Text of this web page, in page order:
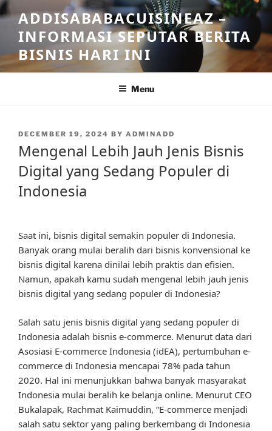
Skip
to
content
ADDISABABACUISINEAZ –
INFORMASI SEPUTAR BERITA
BISNIS HARI INI
Menu
POSTED
DECEMBER 19, 2024 BY ADMINADD
Mengenal Lebih Jauh Jenis Bisnis
Digital yang Sedang Populer di
Indonesia
Saat ini, bisnis digital semakin populer di Indonesia.
Banyak orang mulai beralih dari bisnis konvensional ke
bisnis digital karena dinilai lebih praktis dan efisien.
Namun, apakah kamu sudah mengenal lebih jauh jenis
bisnis digital yang sedang populer di Indonesia?
Salah satu jenis bisnis digital yang sedang populer di
Indonesia adalah bisnis e-commerce. Menurut data dari
Asosiasi E-commerce Indonesia (idEA), pertumbuhan e-
commerce di Indonesia mencapai 78% pada tahun
2020. Hal ini menunjukkan bahwa banyak masyarakat
Indonesia mulai beralih ke belanja online. Menurut CEO
Bukalapak, Rachmat Kaimuddin, “E-commerce menjadi
salah satu sektor yang paling berkembang di Indonesia